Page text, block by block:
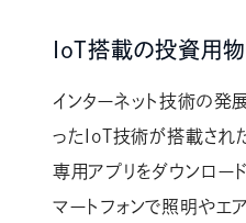
IoT搭載の投資用
インターネット技術の発
ったIoT技術が搭載された
専用アプリをダウンロー
マートフォンで照明やエ